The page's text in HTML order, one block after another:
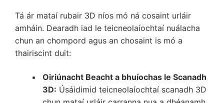
Tá ár mataí rubair 3D níos mó ná cosaint urláir
amháin. Dearadh iad le teicneolaíochtaí nuálacha
chun an chompord agus an chosaint is mó a
thairiscint duit:
Oiriúnacht Beacht a bhuíochas le Scanadh
3D: Úsáidimid teicneolaíochtaí scanadh 3D